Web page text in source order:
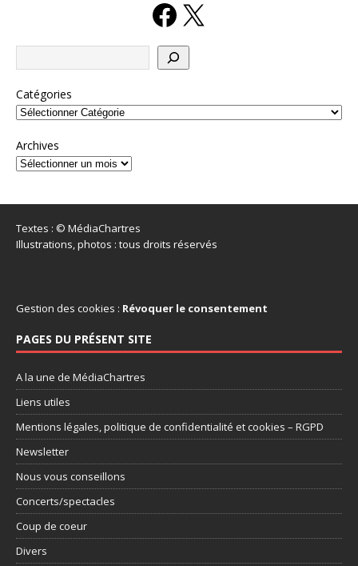
Catégories
Archives
Textes : © MédiaChartres
Illustrations, photos : tous droits réservés
Gestion des cookies : Révoquer le consentement
PAGES DU PRÉSENT SITE
A la une de MédiaChartres
Liens utiles
Mentions légales, politique de confidentialité et cookies – RGPD
Newsletter
Nous vous conseillons
Concerts/spectacles
Coup de coeur
Divers